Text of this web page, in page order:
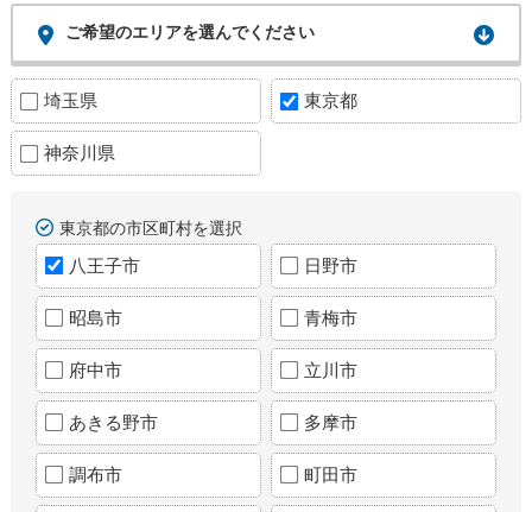
ご希望のエリアを選んでください
埼玉県 東京都
神奈川県
東京都の市区町村を選択
八王子市 日野市
昭島市 青梅市
府中市 立川市
あきる野市 多摩市
調布市 町田市